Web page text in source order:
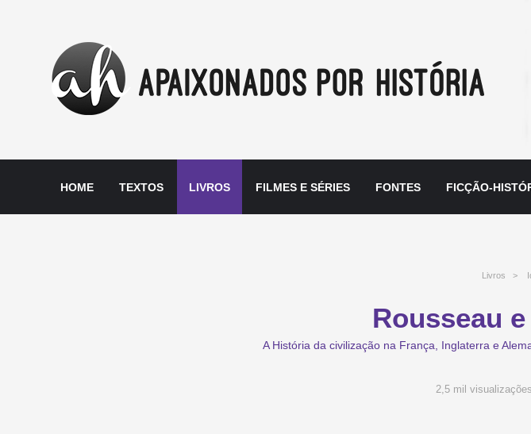
HOME TEXTOS LIVROS FILMES E SÉRIES FONTES FICÇÃO-
Livros >
Rousseau
A História da civilização na França, Inglaterra e
2,5 mil